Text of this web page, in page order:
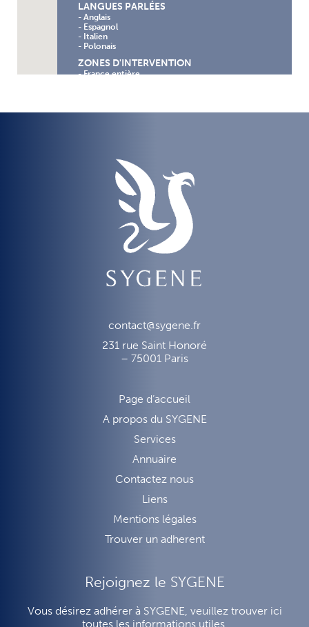
LANGUES PARLÉES
- Anglais
- Espagnol
- Italien
- Polonais
ZONES D'INTERVENTION
- France entière
- Etablissement de droits de propriété
- Localisation d’ayants-droits
- Recherche documentaire et historique
- Recherche d’héritiers
- Relèvement des noms
- Reprise de concessions funéraires
- Vérification de dévolutions
AUTRES SERVICES
contact@sygene.fr
231 rue Saint Honoré
– 75001 Paris
Page d’accueil
A propos du SYGENE
Services
Annuaire
Contactez nous
Liens
Mentions légales
Trouver un adherent
Rejoignez le SYGENE
Vous désirez adhérer à SYGENE, veuillez trouver ici
toutes les informations utiles.